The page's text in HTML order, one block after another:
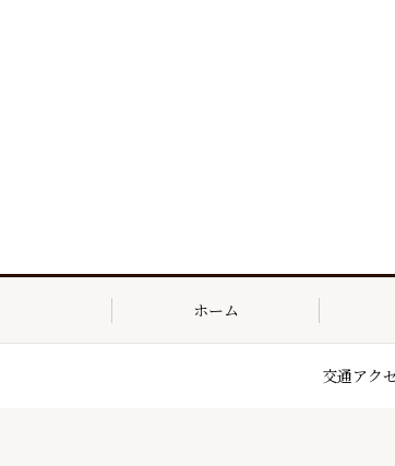
ホーム
交通アク